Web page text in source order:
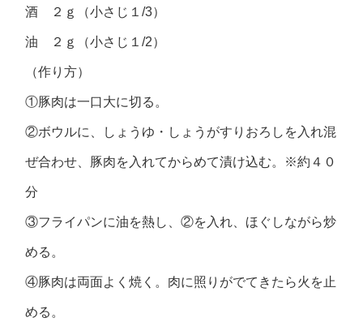
酒 ２ｇ（小さじ１/3）
油 ２ｇ（小さじ１/2）
（作り方）
①豚肉は一口大に切る。
②ボウルに、しょうゆ・しょうがすりおろしを入れ混
ぜ合わせ、豚肉を入れてからめて漬け込む。※約４０
分
③フライパンに油を熱し、②を入れ、ほぐしながら炒
める。
④豚肉は両面よく焼く。肉に照りがでてきたら火を止
める。